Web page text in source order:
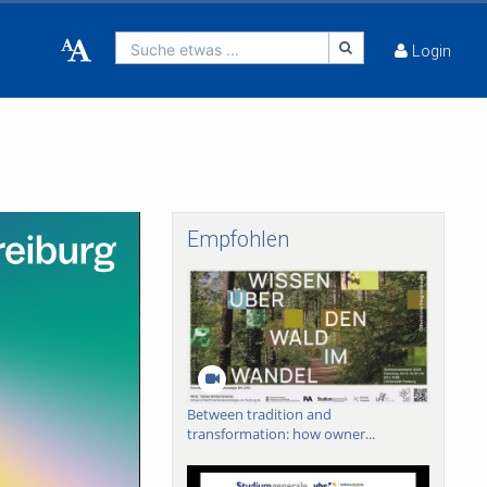
Suche etwas ... Login
Empfohlen
Between tradition and
transformation: how owner...